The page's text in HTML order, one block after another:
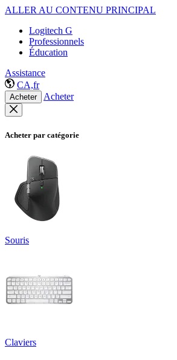
ALLER AU CONTENU PRINCIPAL
Logitech G
Professionnels
Éducation
Assistance
CA,fr
Acheter Acheter
Acheter par catégorie
Souris
Claviers